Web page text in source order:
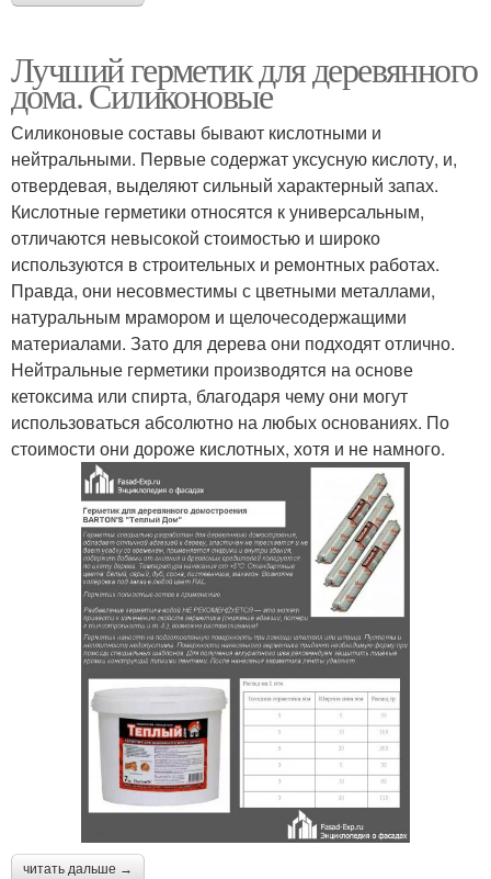
Лучший герметик для деревянного
дома. Силиконовые
Силиконовые составы бывают кислотными и
нейтральными. Первые содержат уксусную кислоту, и,
отвердевая, выделяют сильный характерный запах.
Кислотные герметики относятся к универсальным,
отличаются невысокой стоимостью и широко
используются в строительных и ремонтных работах.
Правда, они несовместимы с цветными металлами,
натуральным мрамором и щелочесодержащими
материалами. Зато для дерева они подходят отлично.
Нейтральные герметики производятся на основе
кетоксима или спирта, благодаря чему они могут
использоваться абсолютно на любых основаниях. По
стоимости они дороже кислотных, хотя и не намного.
читать дальше →